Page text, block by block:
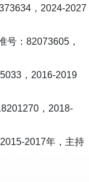
，2024-2027
号：82073605，
，2016-2019
，2018-
2017年，主持